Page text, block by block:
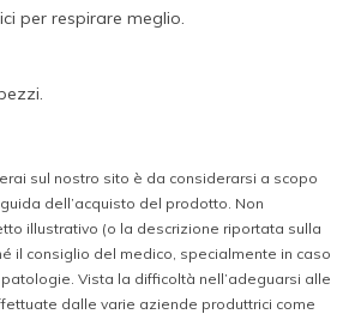
per respirare meglio.
sul nostro sito è da considerarsi a scopo
dell’acquisto del prodotto. Non
illustrativo (o la descrizione riportata sulla
il consiglio del medico, specialmente in caso
Vista la difficoltà nell’adeguarsi alle
dalle varie aziende produttrici come